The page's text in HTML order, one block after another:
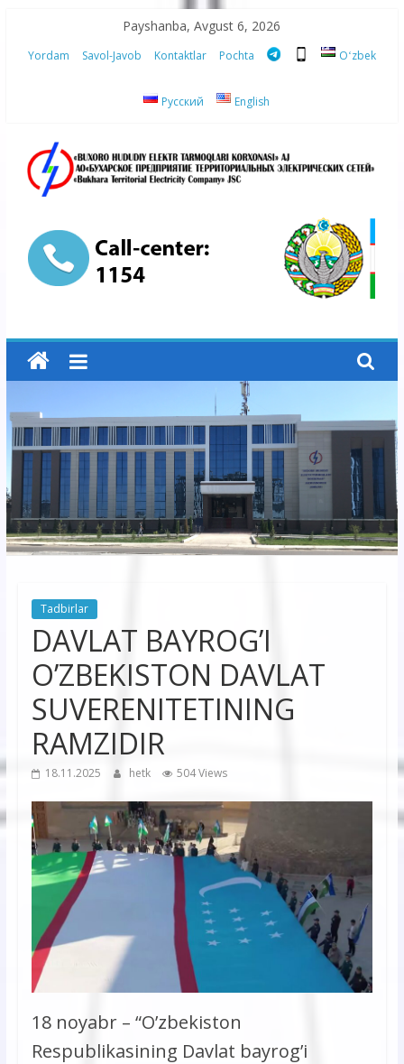
content
Payshanba, Avgust 6, 2026
Yordam Savol-Javob Kontaktlar Pochta Oʻzbek
Русский English
“Buxoro
hududiy
elektr
tarmoqlari
korxonasi”
AJ
“Buxoro
hududiy
korxonasi”
Tadbirlar
DAVLAT BAYROG’I
O’ZBEKISTON DAVLAT
SUVERENITETINING
RAMZIDIR
18.11.2025 hetk 504 Views
18 noyabr – “O’zbekiston
Respublikasining Davlat bayrog’i